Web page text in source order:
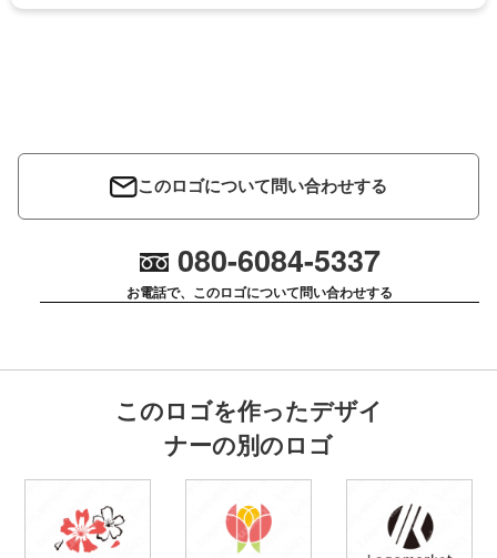
このロゴについて問い合わせする
080-6084-5337
お電話で、このロゴについて問い合わせする
このロゴを作ったデザイ
ナーの別のロゴ